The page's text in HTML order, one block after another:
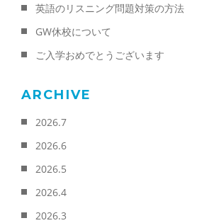
英語のリスニング問題対策の方法
GW休校について
ご入学おめでとうございます
ARCHIVE
2026.7
2026.6
2026.5
2026.4
2026.3